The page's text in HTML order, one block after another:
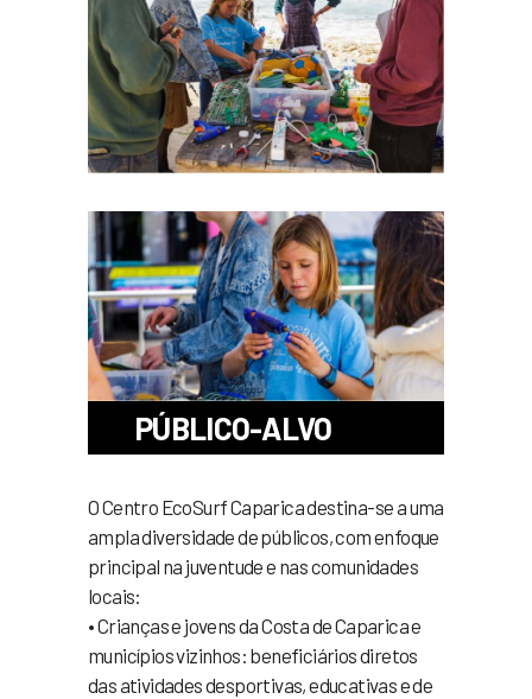
PÚBLICO-ALVO
O Centro EcoSurf Caparica destina-se a uma
ampla diversidade de públicos, com enfoque
principal na juventude e nas comunidades
locais:
• Crianças e jovens da Costa de Caparica e
municípios vizinhos: beneficiários diretos
das atividades desportivas, educativas e de